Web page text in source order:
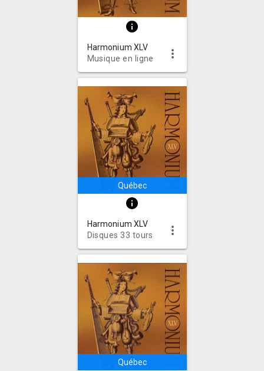
info
Harmonium XLV
Musique en ligne
more_vert
Québec
info
Harmonium XLV
Disques 33 tours
more_vert
Québec